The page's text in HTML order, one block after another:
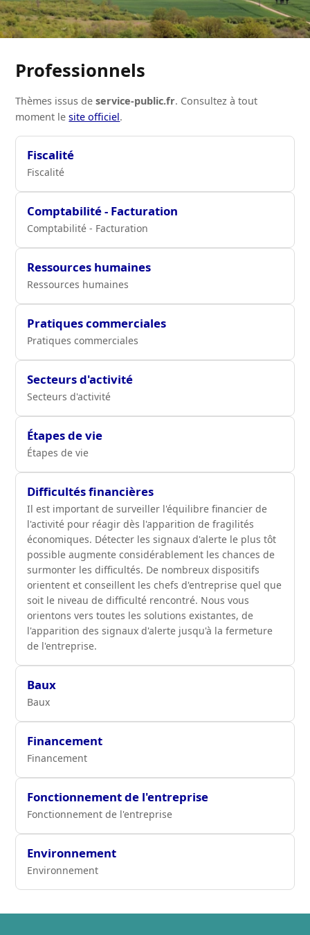
Professionnels
Thèmes issus deservice-public.fr. Consultez à tout
moment lesite officiel.
Fiscalité
Fiscalité
Comptabilité - Facturation
Comptabilité - Facturation
Ressources humaines
Ressources humaines
Pratiques commerciales
Pratiques commerciales
Secteurs d'activité
Secteurs d'activité
Étapes de vie
Étapes de vie
Difficultés financières
Il est important de surveiller l'équilibre financier de
l'activité pour réagir dès l'apparition de fragilités
économiques. Détecter les signaux d'alerte le plus tôt
possible augmente considérablement les chances de
surmonter les difficultés. De nombreux dispositifs
orientent et conseillent les chefs d'entreprise quel que
soit le niveau de difficulté rencontré. Nous vous
orientons vers toutes les solutions existantes, de
l'apparition des signaux d'alerte jusqu'à la fermeture
de l'entreprise.
Baux
Baux
Financement
Financement
Fonctionnement de l'entreprise
Fonctionnement de l'entreprise
Environnement
Environnement